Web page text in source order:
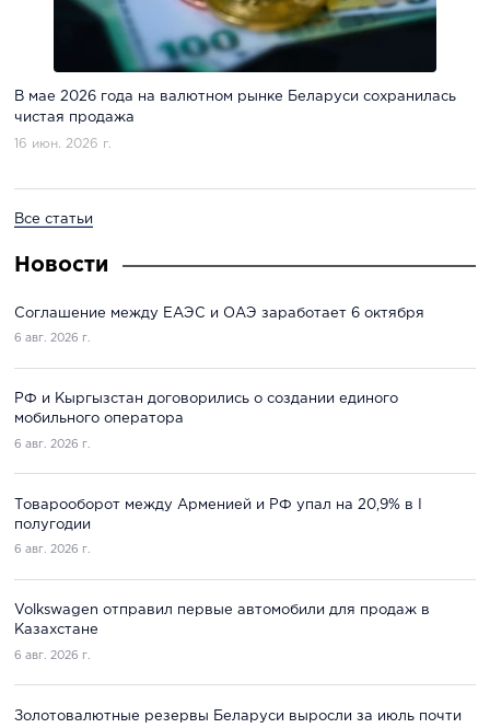
В мае 2026 года на валютном рынке Беларуси сохранилась
чистая продажа
16 июн. 2026 г.
Все статьи
Новости
Соглашение между ЕАЭС и ОАЭ заработает 6 октября
6 авг. 2026 г.
РФ и Кыргызстан договорились о создании единого
мобильного оператора
6 авг. 2026 г.
Товарооборот между Арменией и РФ упал на 20,9% в I
полугодии
6 авг. 2026 г.
Volkswagen отправил первые автомобили для продаж в
Казахстане
6 авг. 2026 г.
Золотовалютные резервы Беларуси выросли за июль почти